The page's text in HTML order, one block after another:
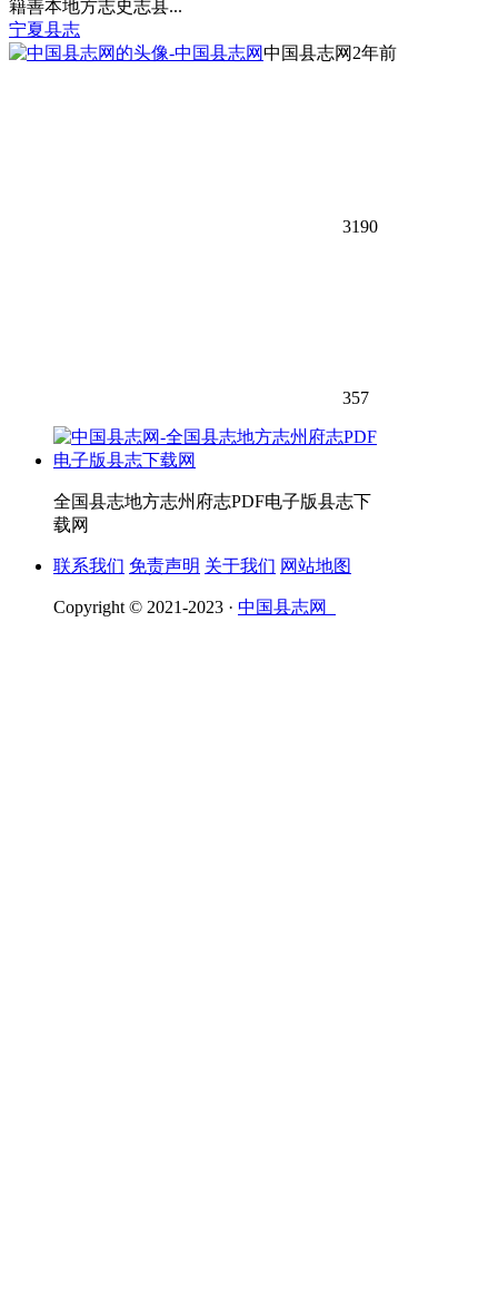
籍善本地方志史志县...
宁夏县志
中国县志网 2年前
3190
357
全国县志地方志州府志PDF电子版县志下
载网
联系我们 免责声明 关于我们 网站地图
Copyright © 2021-2023 · 中国县志网